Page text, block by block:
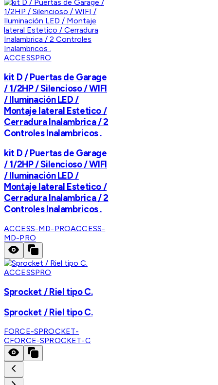
ACCESSPRO
kit D / Puertas de Garage
/ 1/2HP / Silencioso / WIFI
/ Iluminación LED /
Montaje lateral Estetico /
Cerradura Inalambrica / 2
Controles Inalambricos .
kit D / Puertas de Garage
/ 1/2HP / Silencioso / WIFI
/ Iluminación LED /
Montaje lateral Estetico /
Cerradura Inalambrica / 2
Controles Inalambricos .
ACCESS-MD-PROACCESS-
MD-PRO
ACCESSPRO
Sprocket / Riel tipo C.
Sprocket / Riel tipo C.
FORCE-SPROCKET-
CFORCE-SPROCKET-C